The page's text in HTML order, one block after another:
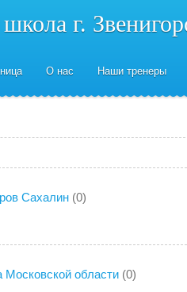
г.
О нас Наши тренеры
Сахалин (0)
Московской области (0)